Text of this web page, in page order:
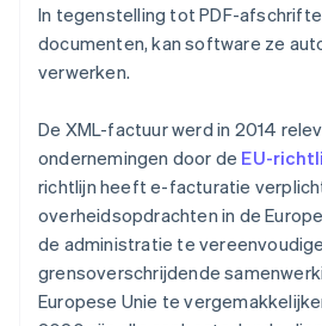
In tegenstelling tot PDF-
documenten, kan software ze
verwerken.
De XML-factuur werd in 2014
ondernemingen door de EU-
richtlijn heeft e-facturatie
overheidsopdrachten in de
de administratie te
grensoverschrijdende
Europese Unie te